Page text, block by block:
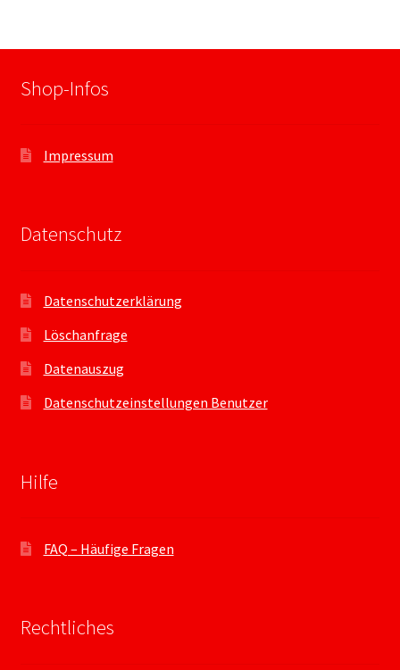
Shop-Infos
Impressum
Datenschutz
Datenschutzerklärung
Löschanfrage
Datenauszug
Datenschutzeinstellungen Benutzer
Hilfe
FAQ – Häufige Fragen
Rechtliches